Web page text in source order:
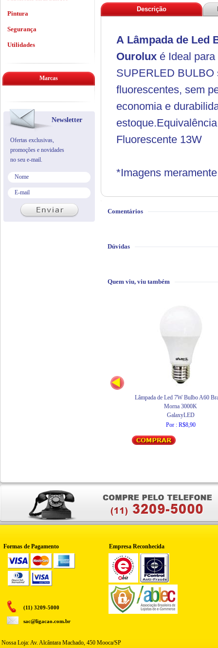
Descrição
A Lâmpada de Led
Ourolux é Ideal
SUPERLED BULBO
fluorescentes, sem
economia e
Fluorescente 13W
*Imagens
Comentários
Dúvidas
Quem viu, viu também
Lâmpada de Led 7W Bulbo A60
Morna 3000K
GalaxyLED
Por : R$8,90
Pintura
Segurança
Utilidades
Marcas
Newsletter
Ofertas exclusivas,
promoções e novidades
no seu e-mail.
Formas de Pagamento Empresa Reconhecida
(11) 3209-5000
sac@ligacao.com.br
Nossa Loja: Av. Alcântara Machado, 450 Mooca/SP